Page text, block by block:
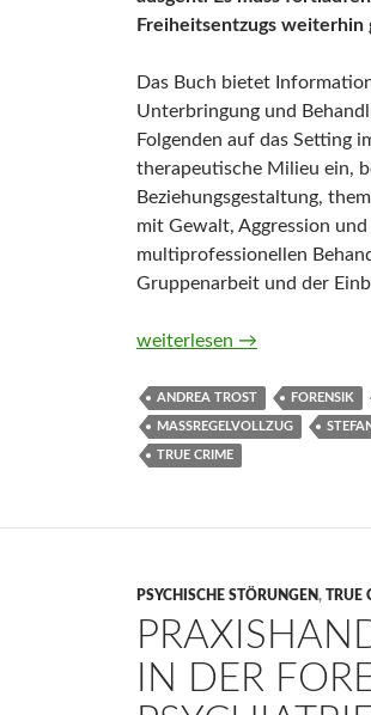
Freiheitsentzugs weiterhin
Das Buch bietet
Unterbringung und
Folgenden auf das Setting
therapeutische Milieu ein,
Beziehungsgestaltung,
mit Gewalt, Aggression
multiprofessionellen
Gruppenarbeit und der
Menschen im
weiterlesen →
ANDREA TROST FORENSIK
MASSREGELVOLLZUG
TRUE CRIME
PSYCHISCHE STÖRUNGEN, TRUE
IN DER